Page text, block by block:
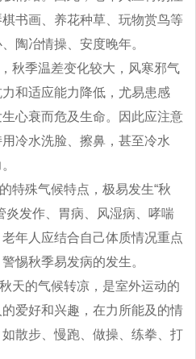
书画、养花种草、玩物赏鸟等
陶冶情操、安度晚年。
季温差变化较大，风寒邪气
和适应能力降低，尤易患感
心衰而危及生命。因此应注意
冷水洗脸、擦鼻，甚至冷水
殊气候特点，极易发生“秋
炎发作、胃病、风湿病、哮喘
年人应结合自己体质情况重点
惕秋季易发病的发生。
的气候转凉，是室外运动的
爱好和兴趣，在力所能及的情
散步、慢跑、做操、练拳、打